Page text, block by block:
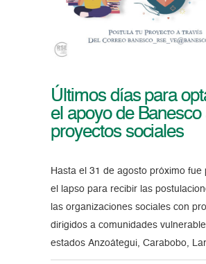
Últimos días para
el apoyo de Banesco
proyectos sociales
Hasta el 31 de agosto próximo fue
el lapso para recibir las
las organizaciones sociales con
dirigidos a comunidades
estados Anzoátegui, Carabobo,